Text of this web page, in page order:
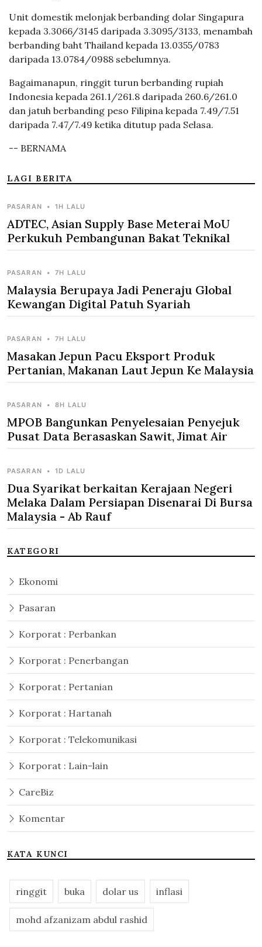
Unit domestik melonjak berbanding dolar Singapura
kepada 3.3066/3145 daripada 3.3095/3133, menambah
berbanding baht Thailand kepada 13.0355/0783
daripada 13.0784/0988 sebelumnya.
Bagaimanapun, ringgit turun berbanding rupiah
Indonesia kepada 261.1/261.8 daripada 260.6/261.0
dan jatuh berbanding peso Filipina kepada 7.49/7.51
daripada 7.47/7.49 ketika ditutup pada Selasa.
-- BERNAMA
LAGI BERITA
PASARAN • 1H LALU
ADTEC, Asian Supply Base Meterai MoU
Perkukuh Pembangunan Bakat Teknikal
PASARAN • 7H LALU
Malaysia Berupaya Jadi Peneraju Global
Kewangan Digital Patuh Syariah
PASARAN • 7H LALU
Masakan Jepun Pacu Eksport Produk
Pertanian, Makanan Laut Jepun Ke Malaysia
PASARAN • 8H LALU
MPOB Bangunkan Penyelesaian Penyejuk
Pusat Data Berasaskan Sawit, Jimat Air
PASARAN • 1D LALU
Dua Syarikat berkaitan Kerajaan Negeri
Melaka Dalam Persiapan Disenarai Di Bursa
Malaysia - Ab Rauf
KATEGORI
Ekonomi
Pasaran
Korporat : Perbankan
Korporat : Penerbangan
Korporat : Pertanian
Korporat : Hartanah
Korporat : Telekomunikasi
Korporat : Lain-lain
CareBiz
Komentar
KATA KUNCI
ringgit buka dolar us inflasi
mohd afzanizam abdul rashid